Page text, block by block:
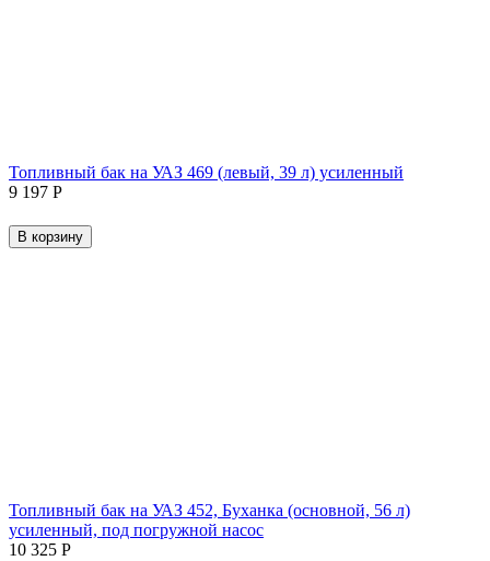
Топливный бак на УАЗ 469 (левый, 39 л) усиленный
9 197 Р
В корзину
Топливный бак на УАЗ 452, Буханка (основной, 56 л)
усиленный, под погружной насос
10 325 Р